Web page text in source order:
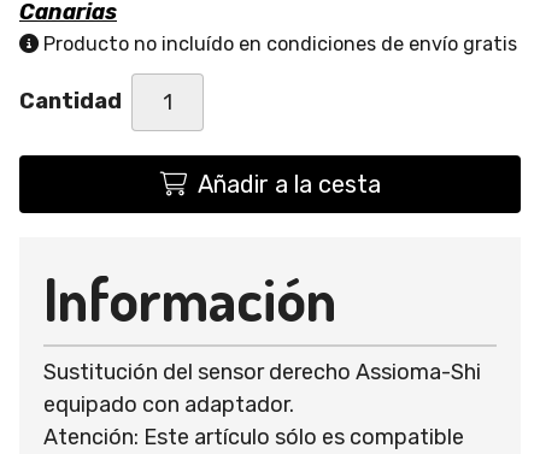
Canarias
Producto no incluído en condiciones de envío gratis
Cantidad
Añadir a la cesta
Información
Sustitución del sensor derecho Assioma-Shi
equipado con adaptador.
Atención: Este artículo sólo es compatible